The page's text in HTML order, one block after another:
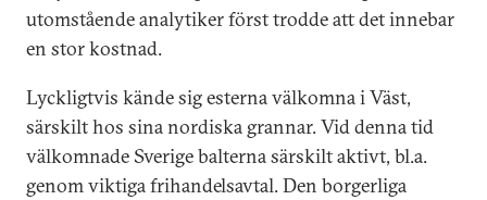
utomstående analytiker först trodde att det innebar
en stor kostnad.
Lyckligtvis kände sig esterna välkomna i Väst,
särskilt hos sina nordiska grannar. Vid denna tid
välkomnade Sverige balterna särskilt aktivt, bl.a.
genom viktiga frihandelsavtal. Den borgerliga